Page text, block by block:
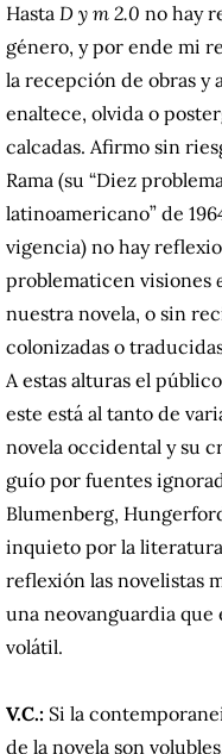
Hasta D y m 2.0 no hay
género, y por ende mi
la recepción de obras y
enaltece, olvida o
calcadas. Afirmo sin
Rama (su “Diez
latinoamericano” de
vigencia) no hay
problematicen visiones
nuestra novela, o sin
colonizadas o
A estas alturas el
este está al tanto de
novela occidental y su
guío por fuentes
Blumenberg,
inquieto por la
reflexión las novelistas
una neovanguardia que
volátil.
V.C.: Si la
de la novela son